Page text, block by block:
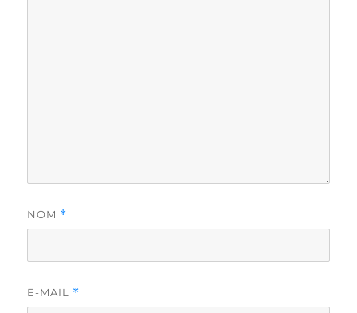
NOM *
E-MAIL *